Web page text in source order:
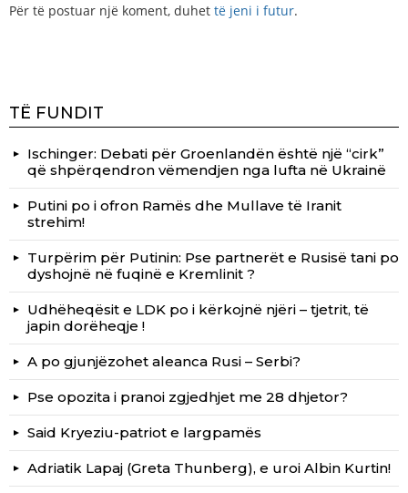
Për të postuar një koment, duhet të jeni i futur.
TË FUNDIT
Ischinger: Debati për Groenlandën është një “cirk”
që shpërqendron vëmendjen nga lufta në Ukrainë
Putini po i ofron Ramës dhe Mullave të Iranit
strehim!
Turpërim për Putinin: Pse partnerët e Rusisë tani po
dyshojnë në fuqinë e Kremlinit ?
Udhëheqësit e LDK po i kërkojnë njëri – tjetrit, të
japin dorëheqje !
A po gjunjëzohet aleanca Rusi – Serbi?
Pse opozita i pranoi zgjedhjet me 28 dhjetor?
Said Kryeziu-patriot e largpamës
Adriatik Lapaj (Greta Thunberg), e uroi Albin Kurtin!